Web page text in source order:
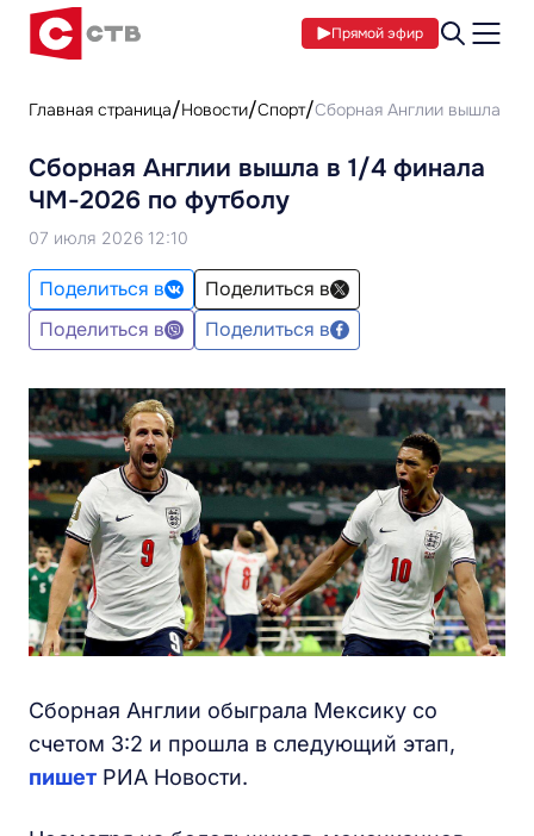
Прямой эфир
Главная страница Новости Спорт Сборная Англии вышла в
Сборная Англии вышла в 1/4 финала
ЧМ-2026 по футболу
07 июля 2026 12:10
Поделиться в
Поделиться в
Поделиться в
Поделиться в
Сборная Англии обыграла Мексику со
счетом 3:2 и прошла в следующий этап,
пишет РИА Новости.